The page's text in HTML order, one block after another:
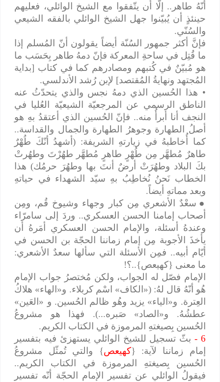
أنّهُ طاهر.. إلّا أن يتّفقوا مع الشيخ الوائلي، فعليهم
حينئذٍ أن يُبيّنوا جهل الشيخ الوائلي بالفقه الشيعي
والسُنّي.
فإنَّ أكثر جمهور السُنّة أيضاً يقولون أنّ المُسلم إذا
ما قُتِل في ساحةِ المعركة فإنّ دمهُ طاهر بِحَسَب ما
هو مُبيّنٌ في كُتبهم ومصادرهم كما في كتاب [بداية
المُجتهد ونهايةُ المُقتصد] لإبن رُشد الأندلسي.
• هذا الحُسين الذي دمهُ نجس والذي يتحدّثُ عنه
الناطق الرسمي عن المرجعيّة الشيعيّة العُليا في
النجف أنا أبرأُ منه.. فإنّ الحُسين الذي أعتقدُ بهِ هو
أصلُ الطهارة وجوهرُ الطهارة والجمال والقداسة..
كما أُخاطبهُ في زيارتهِ الشريفة: (أشهدُ أنّكَ طُهْرٌ
طاهرٌ مُطهَّر مِن طُهْرٍ طاهرٍ مُطهَّر طهُرْتَ وطهُرتْ
بكَ البلاد وطهُرَتْ أرضٌ أنتَ بها وطهُرَ حرمُك) هذا
الخطاب نَحنُ نُخاطِبُ بهِ سيّد الشهداء في حياتهِ
وبعد مماتهِ أيضاً.
●سعْدٌ الأشعري مِن كبار وجهاء وشيوخ قُم، ومِن
أصحاب إمامنا الحسن العسكري.. وردَ إلى سامرّاء
وعندهُ أسئلة، والإمام الحسن العسكري أمَرهُ أن
يأخذَ الأجوبة مِن إمام زماننا الحجّة بن الحسن في
أيّام أبيه.. فمِن الأسئلة التي سألها سعدٌ الأشعري:
ما معنى {كهيعص}..؟!
الإمام فصّل له الجواب، ولكن مُختصرُ جواب الإمام
هُو أنّهُ قال لهُ: («الكاف» اسْم كربلاء. و«الهاء» هلاكُ
العِترة. و«الياء» يزيد وهُو ظالم الحُسين. و «العَين»
عطشُهُ. و«الصاد» صَبره...). فهذا هو مشروعُ
الحُسين بِصيغتهِ المرموزة في الكتاب الكريم.
6 -
بثّ تسجيل للشيخ الوائلي يستهزئ فيه بتفسير
إمام زماننا لآية: {كهيعص } والتي تُمثّل مشروعُ
الحُسين بِصيغتهِ المرموزة في الكتاب الكريم..
فيقولُ الوائلي عن تفسير الإمام الحجّة أنّه تفسير